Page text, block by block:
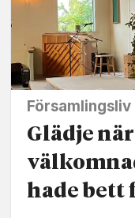
Församlingsliv
Glädje
hade bett